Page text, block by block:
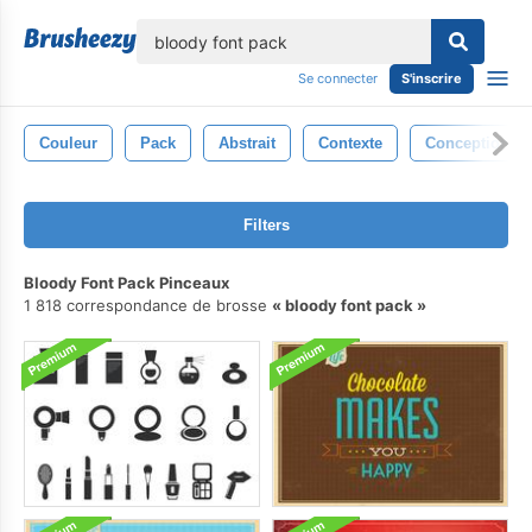
Se connecter S'inscrire
Couleur Pack Abstrait Contexte Conception
Filters
Bloody Font Pack Pinceaux
1 818 correspondance de brosse
bloody font pack